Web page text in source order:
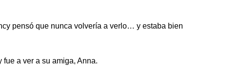
pensó que nunca volvería a verlo… y estaba bien
a ver a su amiga, Anna.